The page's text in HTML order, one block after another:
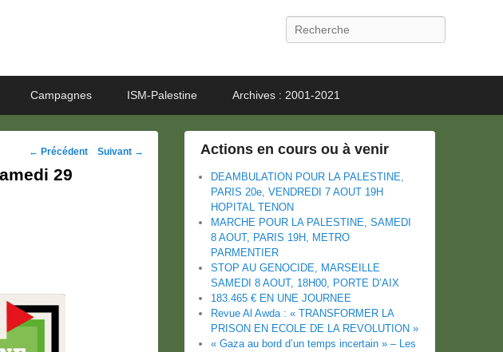
Recherche
Campagnes ISM-Palestine Archives : 2001-2021
Navigation
des
← Précédent Suivant →
29
Actions en cours ou à venir
DEAMBULATION POUR LA PALESTINE,
PARIS 20e, VENDREDI 7 AOUT 19H
HOPITAL TENON
MARCHE POUR LA PALESTINE, SAMEDI
8 AOUT, PARIS 19H, METRO
PARMENTIER
STOP AU GENOCIDE, MARSEILLE
SAMEDI 8 AOUT, 18H00, PORTE D’AIX
183.465 € EN UNE JOURNEE
Revue Al Awda : « TRANSFORMER LA
PRISON EN ECOLE DE LA REVOLUTION »
« Gaza au bord d’un temps incertain » – Les